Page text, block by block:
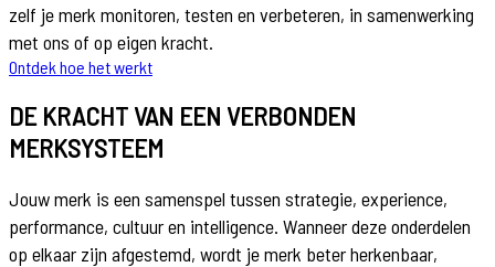
zelf je merk monitoren, testen en verbeteren, in samenwerking
met ons of op eigen kracht.
Ontdek hoe het werkt
DE KRACHT VAN EEN VERBONDEN
MERKSYSTEEM
Jouw merk is een samenspel tussen strategie, experience,
performance, cultuur en intelligence. Wanneer deze onderdelen
op elkaar zijn afgestemd, wordt je merk beter herkenbaar,